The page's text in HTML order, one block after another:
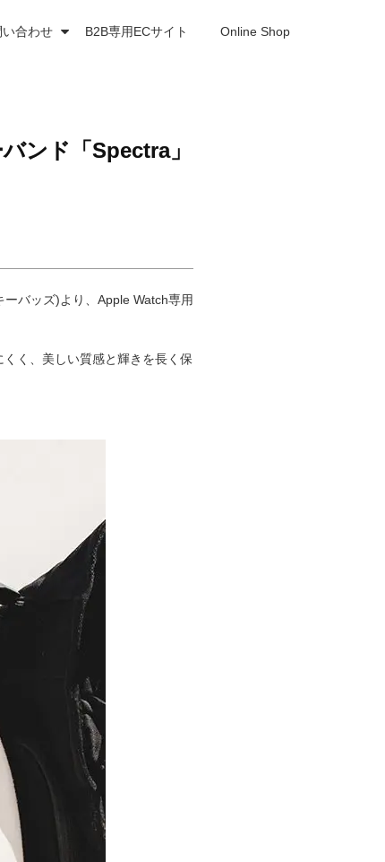
い合わせ B2B専用ECサイト Online Shop
ンド「Spectra」
バッズ)より、Apple Watch専用
く、美しい質感と輝きを長く保